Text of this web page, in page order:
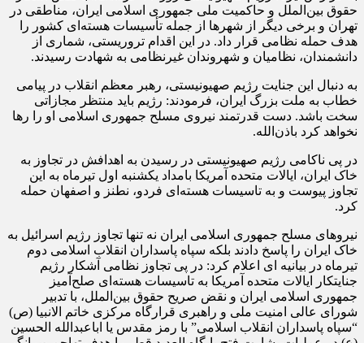
حقوق بین‌الملل و حاکمیت ملی جمهوری اسلامی ایران، مناطقی در
تهران و برخی دیگر از شهرها از جمله تأسیسات هسته‌ای کشور را
هدف حمله نظامی قرار داد. در این اقدام تروریستی، شماری از
دانشمندان، نظامیان و شهروندان غیرنظامی به شهادت رسیدند.
به دنبال این جنایت رژیم صهیونیستی، رهبر معظم انقلاب در پیامی
خطاب به ملت بزرگ ایران، فرمودند: رژیم باید منتظر مجازاتی
سخت باشد. دست قدرتمند نیروی مسلح جمهوری اسلامی او را رها
نخواهد کرد باذن‌الله.
در پی ناکامی رژیم صهیونیستی در رسیدن به اهدافش در تجاوز به
خاک ایران، ایالات متحده آمریکا بامداد یکشنبه اول تیرماه به این
تجاوز پیوست و به تاسیسات هسته‌ای فردو، نطنز و اصفهان حمله
کرد.
نیروهای مسلح جمهوری اسلامی ایران نه تنها تجاوز رژیم اسرائیل به
خاک ایران را پاسخ دادند بلکه سپاه پاسداران انقلاب اسلامی دوم
تیرماه در بیانیه ای اعلام کرد: در پی تجاوز نظامی آشکار رژیم
جنایتکار ایالات متحده آمریکا به تاسیسات هسته‌ای صلح‌آمیز
جمهوری اسلامی ایران و نقض صریح حقوق بین‌الملل، با تدبیر
شورای عالی امنیت ملی و راهبری قرارگاه مرکزی خاتم الانبیا (ص)
“سپاه پاسداران انقلاب اسلامی” با رمز مقدس یا اباعبدالله الحسین